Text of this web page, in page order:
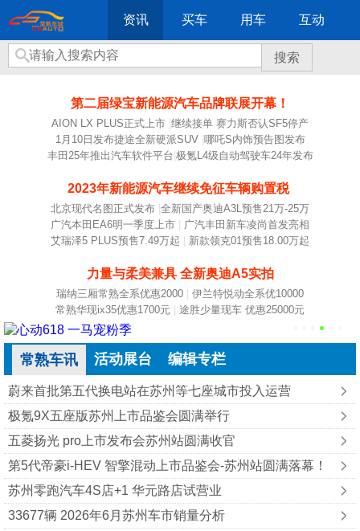
资讯 买车 用车 互动
搜索
第二届绿宝新能源汽车品牌联展开幕！
AION LX PLUS正式上市 继续接单 赛力斯否认SF5停产
1月10日发布捷途全新硬派SUV| 哪吒S内饰预告图发布
丰田25年推出汽车软件平台 极氪L4级自动驾驶车24年发布
2023年新能源汽车继续免征车辆购置税
北京现代名图正式发布 全新国产奥迪A3L预售21万-25万
广汽本田EA6明一季度上市
广汽丰田新车凌尚首发亮相
艾瑞泽5 PLUS预售7.49万起
新款领克01预售18.00万起
力量与柔美兼具 全新奥迪A5实拍
瑞纳三厢常熟全系优惠2000
伊兰特悦动全系优10000
常熟华现ix35优惠1700元
途胜少量现车 优惠25000元
常熟车讯 活动展台 编辑专栏
蔚来首批第五代换电站在苏州等七座城市投入运营
极氪9X五座版苏州上市品鉴会圆满举行
五菱扬光 pro上市发布会苏州站圆满收官
第5代帝豪i-HEV 智擎混动上市品鉴会-苏州站圆满落幕！
苏州零跑汽车4S店+1 华元路店试营业
33677辆 2026年6月苏州车市销量分析